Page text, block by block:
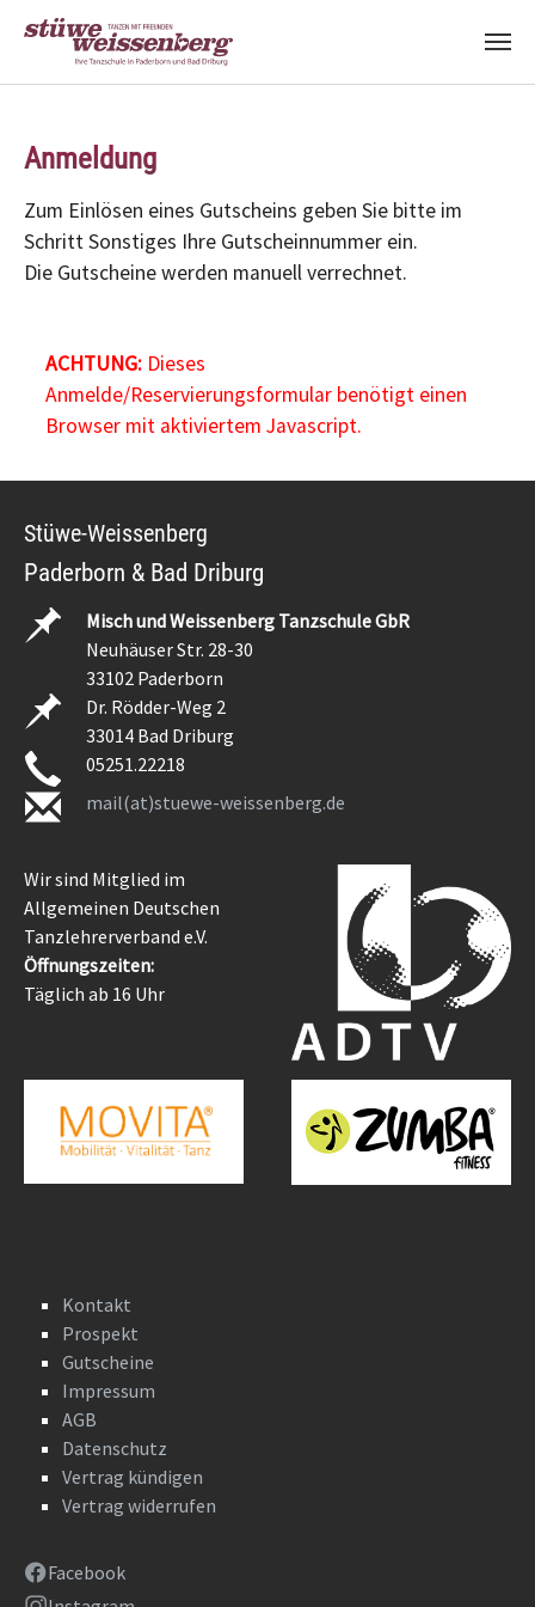
Anmeldung
Zum Einlösen eines Gutscheins geben Sie bitte im
Schritt Sonstiges Ihre Gutscheinnummer ein.
Die Gutscheine werden manuell verrechnet.
ACHTUNG:Dieses
Anmelde/Reservierungsformular benötigt einen
Browser mit aktiviertem Javascript.
Stüwe-Weissenberg
Paderborn & Bad Driburg
Misch und Weissenberg Tanzschule GbR
Neuhäuser Str. 28-30
33102 Paderborn
Dr. Rödder-Weg 2
33014 Bad Driburg
05251.22218
mail(at)stuewe-weissenberg.de
Wir sind Mitglied im
Allgemeinen Deutschen
Tanzlehrerverband e.V.
Öffnungszeiten:
Täglich ab 16 Uhr
Kontakt
Prospekt
Gutscheine
Impressum
AGB
Datenschutz
Vertrag kündigen
Vertrag widerrufen
Facebook